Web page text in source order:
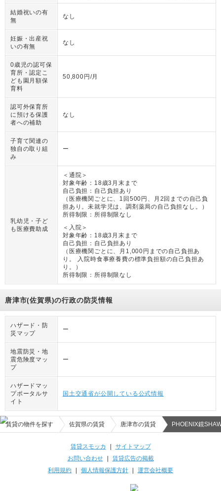
結婚祝いの有
無
なし
妊娠・出産祝
いの有無
なし
0歳児の認可保
育所・認定こ
ども園月額保
育料
50,800円/月
認可外保育所
に預ける保護
者への補助
なし
子育て関連の
独自の取り組
み
ー
乳幼児・子ど
も医療費助成
＜通院＞
対象年齢： 18歳3月末まで
自己負担： 自己負担あり
（ 医療機関ごとに、1回500円、月2回までの自己負
担あり。未就学児は、調剤薬局の自己負担なし。
）
所得制限： 所得制限なし
＜入院＞
対象年齢： 18歳3月末まで
自己負担： 自己負担あり
（ 医療機関ごとに、月1,000円までの自己負担あ
り。 入院時食事療養費の標準負担額の自己負担あ
り。
）
所得制限： 所得制限なし
唐津市(佐賀県)の行政の防災情報
ハザード・防
災マップ
ー
地震防災・地
震危険度マッ
プ
ー
ハザードマッ
プポータルサ
イト
国土交通省が公開している公式情報
賃貸の物件を探す 佐賀県の賃貸 唐津市の賃貸 PHOENIX鏡
賃貸スモッカ | サイトマップ
お問い合わせ| 賃貸広告の掲載
利用規約 | 個人情報保護方針 | 運営会社概要